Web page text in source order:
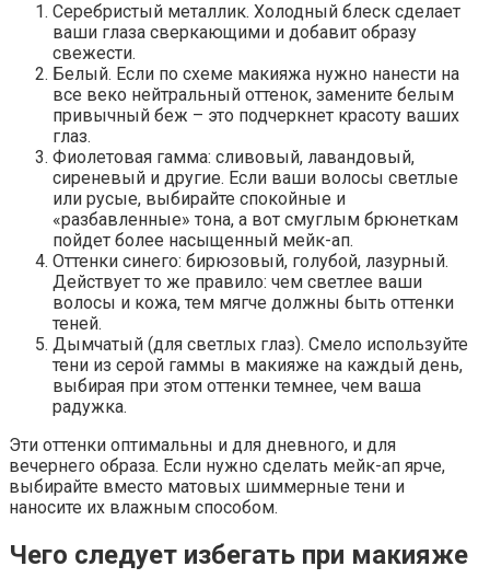
Серебристый металлик. Холодный блеск сделает
ваши глаза сверкающими и добавит образу
свежести.
Белый. Если по схеме макияжа нужно нанести на
все веко нейтральный оттенок, замените белым
привычный беж – это подчеркнет красоту ваших
глаз.
Фиолетовая гамма: сливовый, лавандовый,
сиреневый и другие. Если ваши волосы светлые
или русые, выбирайте спокойные и
«разбавленные» тона, а вот смуглым брюнеткам
пойдет более насыщенный мейк-ап.
Оттенки синего: бирюзовый, голубой, лазурный.
Действует то же правило: чем светлее ваши
волосы и кожа, тем мягче должны быть оттенки
теней.
Дымчатый (для светлых глаз). Смело используйте
тени из серой гаммы в макияже на каждый день,
выбирая при этом оттенки темнее, чем ваша
радужка.
Эти оттенки оптимальны и для дневного, и для
вечернего образа. Если нужно сделать мейк-ап ярче,
выбирайте вместо матовых шиммерные тени и
наносите их влажным способом.
Чего следует избегать при макияже